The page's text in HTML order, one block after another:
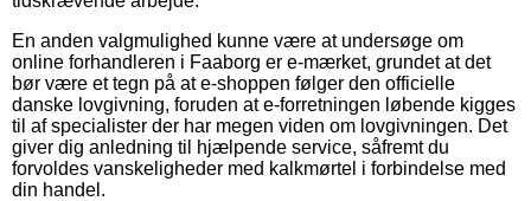
En anden valgmulighed kunne være at undersøge om
online forhandleren i Faaborg er e-mærket, grundet at det
bør være et tegn på at e-shoppen følger den officielle
danske lovgivning, foruden at e-forretningen løbende kigges
til af specialister der har megen viden om lovgivningen. Det
giver dig anledning til hjælpende service, såfremt du
forvoldes vanskeligheder med kalkmørtel i forbindelse med
din handel.